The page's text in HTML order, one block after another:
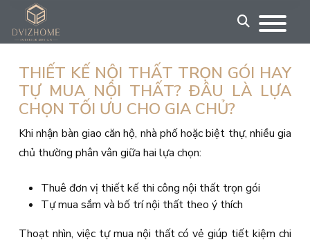
content
THIẾT KẾ NỘI THẤT TRỌN GÓI HAY
TỰ MUA NỘI THẤT? ĐÂU LÀ LỰA
CHỌN TỐI ƯU CHO GIA CHỦ?
Khi nhận bàn giao căn hộ, nhà phố hoặc biệt thự, nhiều gia
chủ thường phân vân giữa hai lựa chọn:
Thuê đơn vị thiết kế thi công nội thất trọn gói
Tự mua sắm và bố trí nội thất theo ý thích
Thoạt nhìn, việc tự mua nội thất có vẻ giúp tiết kiệm chi